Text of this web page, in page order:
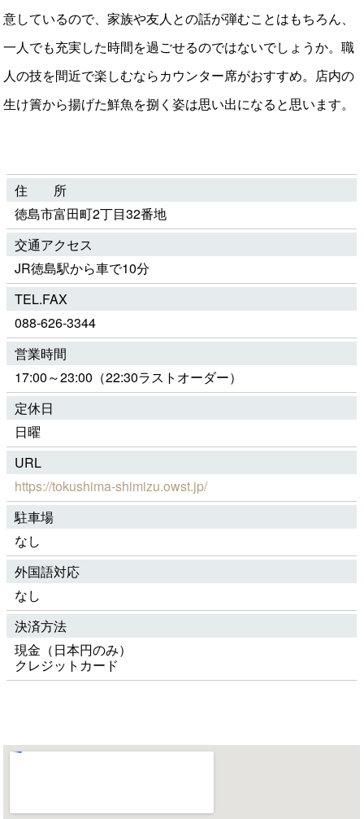
意しているので、家族や友人との話が弾むことはもちろん、
一人でも充実した時間を過ごせるのではないでしょうか。職
人の技を間近で楽しむならカウンター席がおすすめ。店内の
生け簀から揚げた鮮魚を捌く姿は思い出になると思います。
住 所
徳島市富田町2丁目32番地
交通アクセス
JR徳島駅から車で10分
TEL.FAX
088-626-3344
営業時間
17:00～23:00（22:30ラストオーダー）
定休日
日曜
URL
https://tokushima-shimizu.owst.jp/
駐車場
なし
外国語対応
なし
決済方法
現金（日本円のみ）
クレジットカード